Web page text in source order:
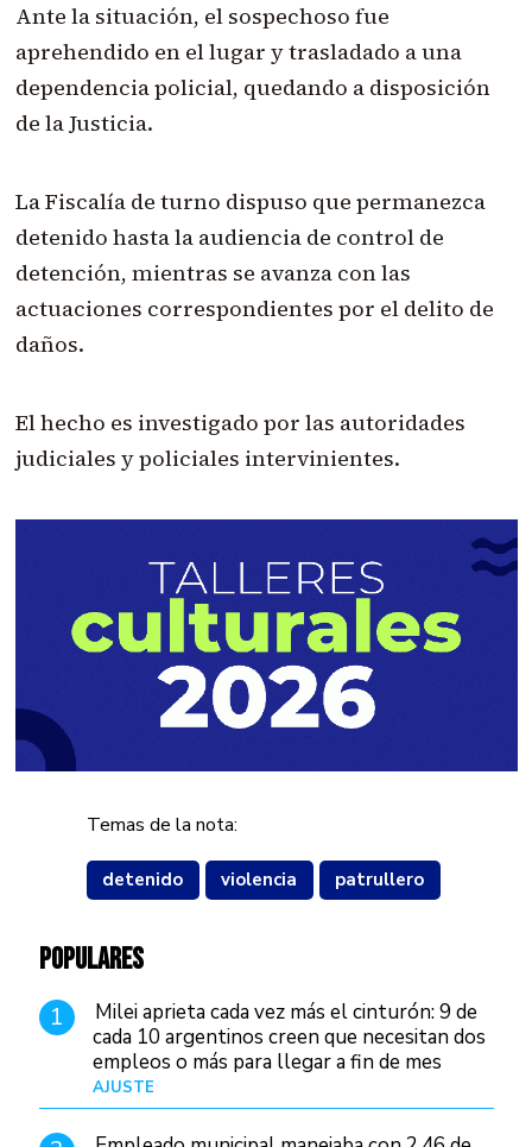
Ante la situación, el sospechoso fue
aprehendido en el lugar y trasladado a una
dependencia policial, quedando a disposición
de la Justicia.
La Fiscalía de turno dispuso que permanezca
detenido hasta la audiencia de control de
detención, mientras se avanza con las
actuaciones correspondientes por el delito de
daños.
El hecho es investigado por las autoridades
judiciales y policiales intervinientes.
Temas de la nota:
detenido violencia patrullero
POPULARES
1
Milei aprieta cada vez más el cinturón: 9 de
cada 10 argentinos creen que necesitan dos
empleos o más para llegar a fin de mes
AJUSTE